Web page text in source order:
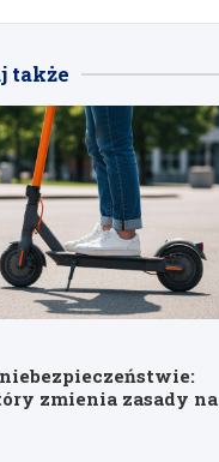
także
zmienia zasady na